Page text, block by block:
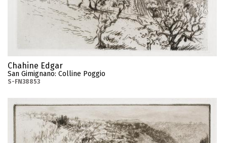
Chahine Edgar
San Gimignano: Colline Poggio
S-FN38853